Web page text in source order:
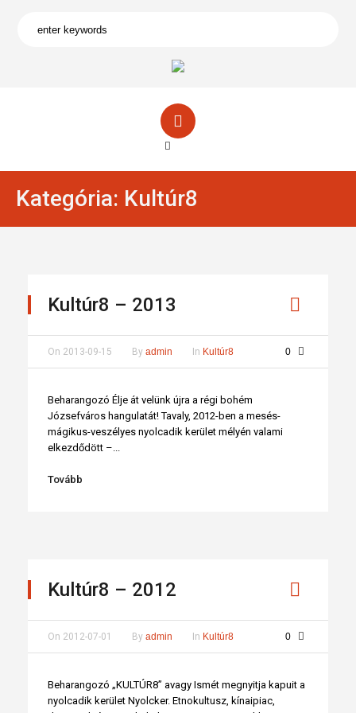
Kategória: Kultúr8
Kultúr8 – 2013
0
On 2013-09-15 By admin In Kultúr8
Beharangozó Élje át velünk újra a régi bohém
Józsefváros hangulatát! Tavaly, 2012-ben a mesés-
mágikus-veszélyes nyolcadik kerület mélyén valami
elkezdődött –...
Tovább
Kultúr8 – 2012
0
On 2012-07-01 By admin In Kultúr8
Beharangozó „KULTÚR8” avagy Ismét megnyitja kapuit a
nyolcadik kerület Nyolcker. Etnokultusz, kínaipiac,